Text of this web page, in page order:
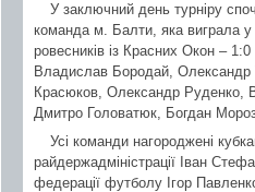
У заключний день турніру
команда м. Балти, яка виграла
ровесників із Красних Окон –
Владислав Бородай, Олександр
Красюков, Олександр Руденко,
Дмитро Головатюк, Богдан
Усі команди нагороджені
райдержадміністрації Іван
федерації футболу Ігор